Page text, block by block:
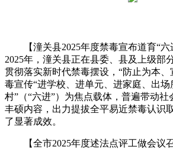
【潼关县2025年度禁毒宣布道育“六
2025年，潼关县正在县委、县及上级部
贯彻落实新时代禁毒摆设，“防止为本、
毒宣传“进学校、进单元、进家庭、出
村”（“六进”）为焦点载体，普遍带动社
丰硕内容，出力提拔全平易近禁毒认识
了显著成效。
【全市2025年度述法点评工做会议